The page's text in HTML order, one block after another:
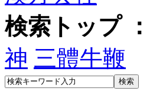
検索トップ ：
神 三體牛鞭